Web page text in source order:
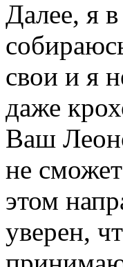
Далее, я
свои и я
даже
Ваш
не
этом
уверен,